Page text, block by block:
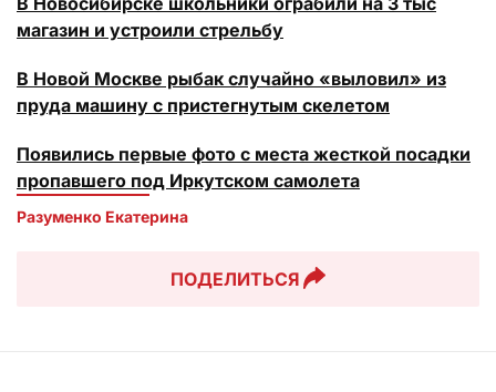
магазин и устроили стрельбу
В Новой Москве рыбак случайно «выловил» из
пруда машину с пристегнутым скелетом
Появились первые фото с места жесткой посадки
пропавшего под Иркутском самолета
Разуменко Екатерина
ПОДЕЛИТЬСЯ